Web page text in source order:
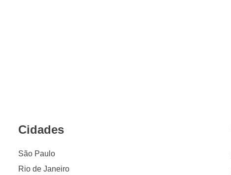
Cidades
São Paulo
Rio de Janeiro